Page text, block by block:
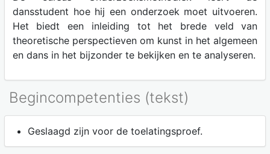
dansstudent hoe hij een onderzoek moet uitvoeren.
Het biedt een inleiding tot het brede veld van
theoretische perspectieven om kunst in het algemeen
en dans in het bijzonder te bekijken en te analyseren.
Begincompetenties (tekst)
Geslaagd zijn voor de toelatingsproef.